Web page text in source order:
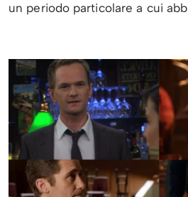
un periodo particolare a cui